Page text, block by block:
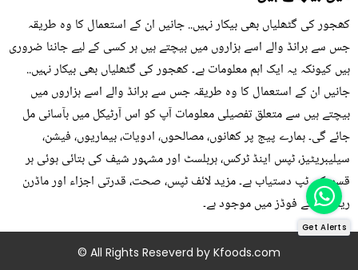
کھجور کی گٹھلیاں بھی بیکار نہیں.. جانیں ان کے استعمال کا وہ طریقہ
جس سے برانڈ والے اسے ہزاروں میں بیچتے ہیں ہر کسی کے لیے جاننا ضروری
ہیں کیونکہ یہ ایک اہم معلومات ہے۔ کھجور کی گٹھلیاں بھی بیکار نہیں..
جانیں ان کے استعمال کا وہ طریقہ جس سے برانڈ والے اسے ہزاروں میں
بیچتے ہیں سے متعلق تفصیلی معلومات آپ کو اس آرٹیکل میں بآسانی مل
جائے گی۔ ہمارے پیج پر کھانوں، مصالحوں، ادویات، بیماریوں، فیشن،
سیلیبریٹیز، ٹپس اینڈ ٹرکس، ہربلسٹ اور مشہور شیف کی بتائی ہوئی ہر
قسم کی ٹپ دستیاب ہے۔ مزید لائف ٹپس، صحت، قدرتی اجزاء اور ماڈرن
ریمیڈی کے فوڈز میں موجود ہے۔
© All Rights Reseverd by Kfoods.com
Get Alerts